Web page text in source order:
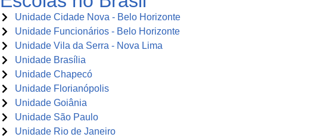
Unidade Cidade Nova - Belo Horizonte
Unidade Funcionários - Belo Horizonte
Unidade Vila da Serra - Nova Lima
Unidade Brasília
Unidade Chapecó
Unidade Florianópolis
Unidade Goiânia
Unidade São Paulo
Unidade Rio de Janeiro